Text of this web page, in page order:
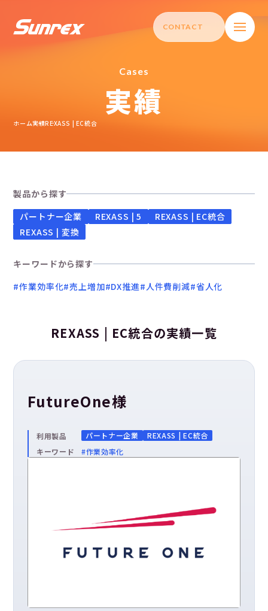
REXASS | CORE
実績
企業情報
ニュースリリース
お問い合わせ／資料請求
Contact us
CONTACT
Cases
実績
ホーム実績REXASS | EC統合
製品から探す
パートナー企業
REXASS | 5
REXASS | EC統合
REXASS | 変換
キーワードから探す
#作業効率化#売上増加#DX推進#人件費削減#省人化
REXASS | EC統合の実績一覧
FutureOne様
利用製品 パートナー企業
REXASS | EC統合
キーワード
#作業効率化